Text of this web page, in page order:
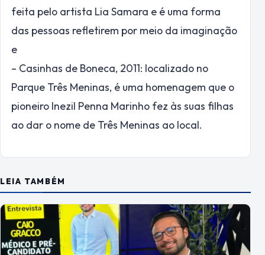
feita pelo artista Lia Samara e é uma forma
das pessoas refletirem por meio da imaginação
e
– Casinhas de Boneca, 2011: localizado no
Parque Três Meninas, é uma homenagem que o
pioneiro Inezil Penna Marinho fez às suas filhas
ao dar o nome de Três Meninas ao local.
LEIA TAMBÉM